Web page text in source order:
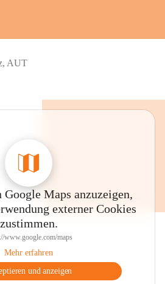
AUT
Maps anzuzeigen,
externer Cookies
zustimmen.
www.google.com/maps
Mehr erfahren
und anzeigen